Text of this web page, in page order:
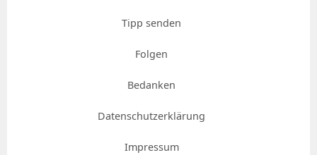
Tipp senden
Folgen
Bedanken
Datenschutzerklärung
Impressum